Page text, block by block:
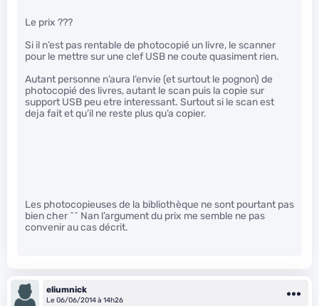
Le prix ???
Si il n’est pas rentable de photocopié un livre, le scanner
pour le mettre sur une clef USB ne coute quasiment rien.
Autant personne n’aura l’envie (et surtout le pognon) de
photocopié des livres, autant le scan puis la copie sur
support USB peu etre interessant. Surtout si le scan est
deja fait et qu’il ne reste plus qu’a copier.
Les photocopieuses de la bibliothèque ne sont pourtant pas
bien cher ^^ Nan l’argument du prix me semble ne pas
convenir au cas décrit.
eliumnick
Le 06/06/2014 à 14h26